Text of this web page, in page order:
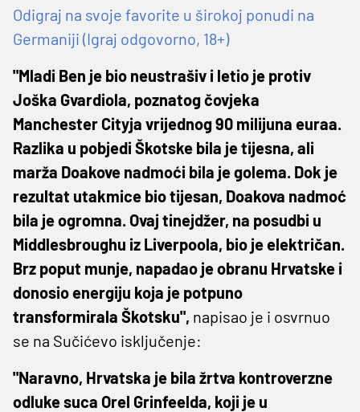
Odigraj na svoje favorite u širokoj ponudi na
Germaniji (Igraj odgovorno, 18+)
"Mladi Ben je bio neustrašiv i letio je protiv
Joška Gvardiola, poznatog čovjeka
Manchester Cityja vrijednog 90 milijuna euraa.
Razlika u pobjedi Škotske bila je tijesna, ali
marža Doakove nadmoći bila je golema. Dok je
rezultat utakmice bio tijesan, Doakova nadmoć
bila je ogromna. Ovaj tinejdžer, na posudbi u
Middlesbroughu iz Liverpoola, bio je električan.
Brz poput munje, napadao je obranu Hrvatske i
donosio energiju koja je potpuno
transformirala Škotsku", napisao je i osvrnuo
se na Sučićevo isključenje:
"Naravno, Hrvatska je bila žrtva kontroverzne
odluke suca Orel Grinfeelda, koji je u